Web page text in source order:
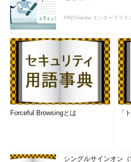
PR(ITmedia エンタープライ
Forceful Browsingとは 「
シングルサインオン